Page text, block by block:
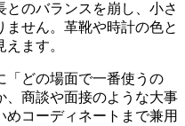
のバランスを崩し、小さ
せん。革靴や時計の色と
ます。
「どの場面で一番使うの
、商談や面接のような大事
コーディネートまで兼用